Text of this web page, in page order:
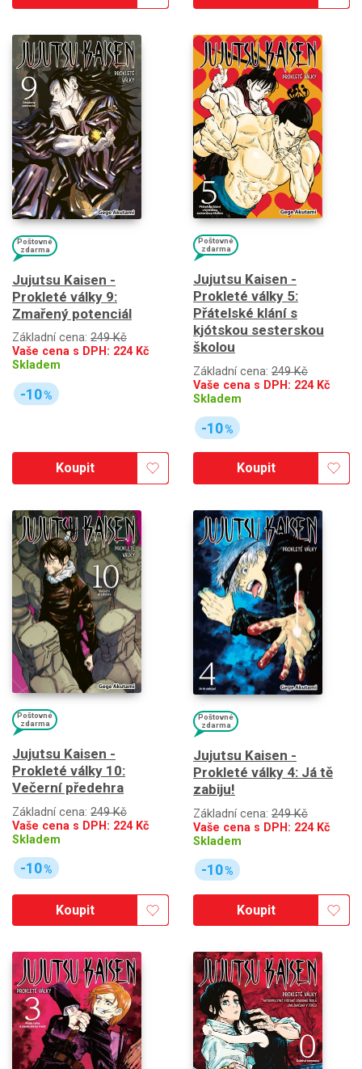
Poštovné
zdarma
Jujutsu Kaisen -
Prokleté války 9:
Zmařený potenciál
Základní cena: 249 Kč
Vaše cena s DPH: 224Kč
Skladem
-10%
Koupit
Poštovné
zdarma
Jujutsu Kaisen -
Prokleté války 5:
Přátelské klání s
kjótskou sesterskou
školou
Základní cena: 249 Kč
Vaše cena s DPH: 224Kč
Skladem
-10%
Koupit
Poštovné
zdarma
Jujutsu Kaisen -
Prokleté války 10:
Večerní předehra
Základní cena: 249 Kč
Vaše cena s DPH: 224Kč
Skladem
-10%
Koupit
Poštovné
zdarma
Jujutsu Kaisen -
Prokleté války 4: Já tě
zabiju!
Základní cena: 249 Kč
Vaše cena s DPH: 224Kč
Skladem
-10%
Koupit